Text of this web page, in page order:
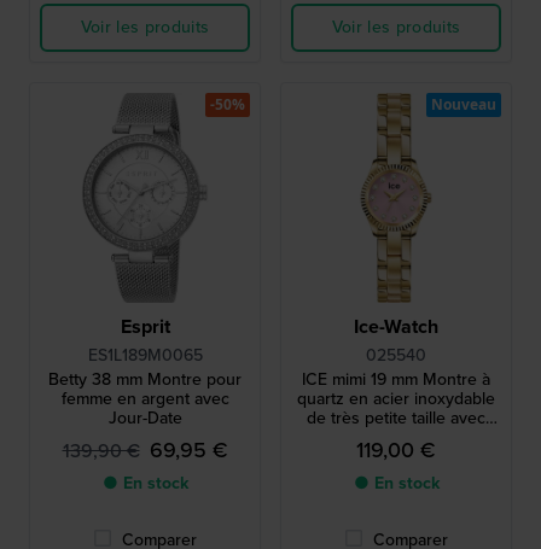
Voir les produits
Voir les produits
Esprit
ES1L189M0065
Betty 38 mm Montre pour
femme en argent avec
Jour-Date
139,90 € 69,95 €
● En stock
Comparer
-50%
Ice-Watch
025540
ICE mimi 19 mm Montre à
quartz en acier inoxydable
de très petite taille avec
index en cristal
119,00 €
● En stock
Comparer
Nouveau